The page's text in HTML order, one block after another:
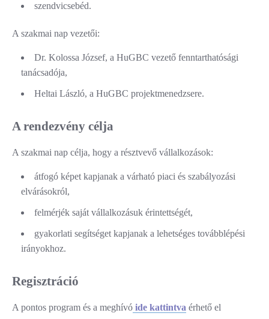
szendvicsebéd.
A szakmai nap vezetői:
Dr. Kolossa József, a HuGBC vezető fenntarthatósági
tanácsadója,
Heltai László, a HuGBC projektmenedzsere.
A rendezvény célja
A szakmai nap célja, hogy a résztvevő vállalkozások:
átfogó képet kapjanak a várható piaci és szabályozási
elvárásokról,
felmérjék saját vállalkozásuk érintettségét,
gyakorlati segítséget kapjanak a lehetséges továbblépési
irányokhoz.
Regisztráció
A pontos program és a meghívó ide kattintva érhető el